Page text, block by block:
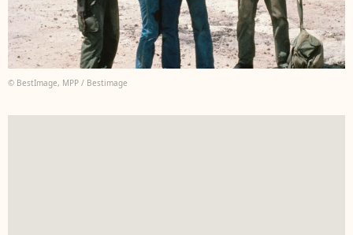
© BestImage, MPP / Bestimage